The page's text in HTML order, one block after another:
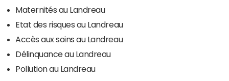
Maternités au Landreau
Etat des risques au Landreau
Accès aux soins au Landreau
Délinquance au Landreau
Pollution au Landreau